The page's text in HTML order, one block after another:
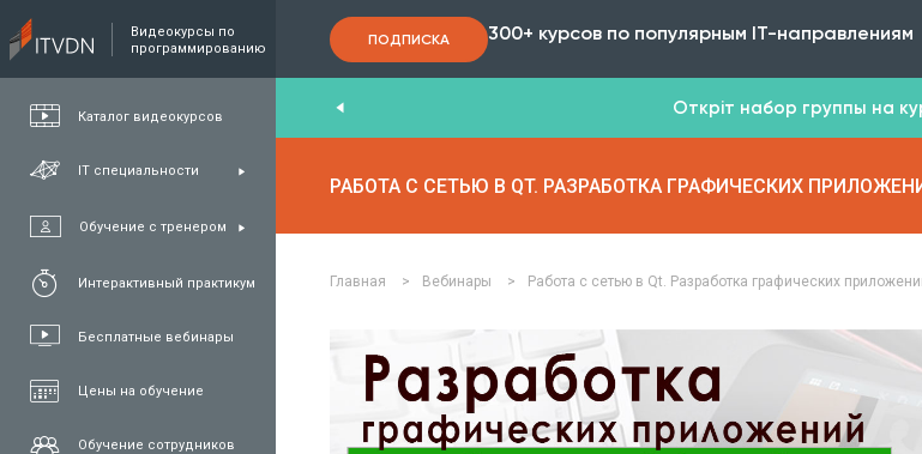
Видеокурсы по
программированию
Каталог видеокурсов
IT специальности
Обучение с тренером
Интерактивный практикум
Бесплатные вебинары
Цены на обучение
Обучение сотрудников
ПОДПИСКА 300+ курсов по популярным IT-направлениям
,FullStack Откріт набор группы на
РАБОТА С СЕТЬЮ В QT. РАЗРАБОТКА ГРАФИЧЕСКИХ
Главная > Вебинары > Работа с сетью в Qt. Разработка графических